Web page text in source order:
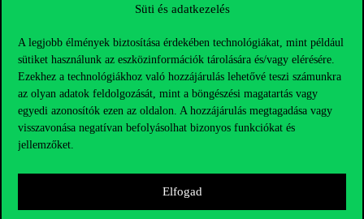
Süti és adatkezelés
A legjobb élmények biztosítása érdekében technológiákat, mint például
sütiket használunk az eszközinformációk tárolására és/vagy elérésére.
Ezekhez a technológiákhoz való hozzájárulás lehetővé teszi számunkra
az olyan adatok feldolgozását, mint a böngészési magatartás vagy
egyedi azonosítók ezen az oldalon. A hozzájárulás megtagadása vagy
visszavonása negatívan befolyásolhat bizonyos funkciókat és
jellemzőket.
Elfogad
Telefonszám: +36 1 482 5000
Kérdésed van a felvételivel kapcsolatban?
Oktatói elérhetőségek
HUB jelenlegi hallgatóinknak
Sajtó:press@uni-corvinus.hu